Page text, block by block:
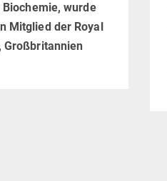
wurde
Mitglied der Royal
Großbritannien